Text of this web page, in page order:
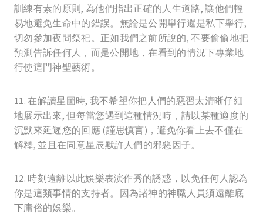
訓練有素的原則, 為他們指出正確的人生道路, 讓他們輕
易地避免生命中的錯誤。無論是公開舉行還是私下舉行,
切勿參加夜間祭祀。正如我們之前所說的, 不要偷偷地把
預測告訴任何人，而是公開地，在看到的情況下專業地
行使這門神聖藝術。
11. 在解讀星圖時, 我不希望你把人們的惡習太清晰仔細
地展示出來, 但每當您遇到這種情況時，請以某種適度的
沉默來延遲您的回應 (謹思慎言)，避免你看上去不僅在
解釋, 並且在同意星辰默許人們的邪惡因子。
12. 時刻遠離以此娛樂表演作秀的誘惑，以免任何人認為
你是這類事情的支持者。因為諸神的神職人員須遠離底
下庸俗的娛樂。